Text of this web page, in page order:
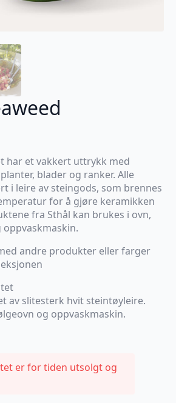
har et vakkert uttrykk med
blader og ranker. Alle
i leire av steingods, som brennes
for å gjøre keramikken
fra Sthål kan brukes i ovn,
andre produkter eller farger
av slitesterk hvit steintøyleire.
og oppvaskmaskin.
er for tiden utsolgt og